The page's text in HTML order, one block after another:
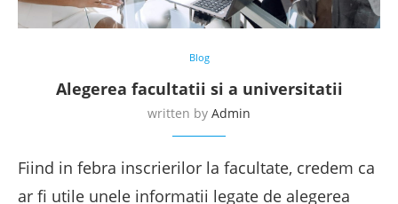
Blog
Alegerea facultatii si a universitatii
written by Admin
Fiind in febra inscrierilor la facultate, credem ca
ar fi utile unele informatii legate de alegerea